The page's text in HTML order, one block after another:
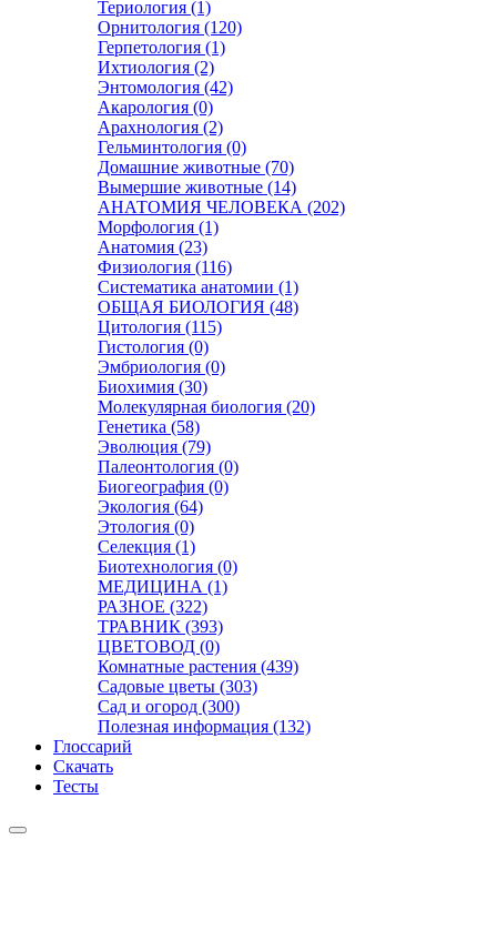
Териология (1)
Орнитология (120)
Герпетология (1)
Ихтиология (2)
Энтомология (42)
Акарология (0)
Арахнология (2)
Гельминтология (0)
Домашние животные (70)
Вымершие животные (14)
АНАТОМИЯ ЧЕЛОВЕКА (202)
Морфология (1)
Анатомия (23)
Физиология (116)
Систематика анатомии (1)
ОБЩАЯ БИОЛОГИЯ (48)
Цитология (115)
Гистология (0)
Эмбриология (0)
Биохимия (30)
Молекулярная биология (20)
Генетика (58)
Эволюция (79)
Палеонтология (0)
Биогеография (0)
Экология (64)
Этология (0)
Селекция (1)
Биотехнология (0)
МЕДИЦИНА (1)
РАЗНОЕ (322)
ТРАВНИК (393)
ЦВЕТОВОД (0)
Комнатные растения (439)
Садовые цветы (303)
Сад и огород (300)
Полезная информация (132)
Глоссарий
Скачать
Тесты